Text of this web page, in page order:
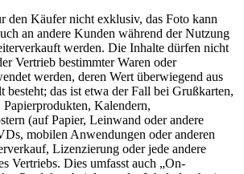
den Käufer nicht exklusiv, das Foto kann
an andere Kunden während der Nutzung
werden. Die Inhalte dürfen nicht
Vertrieb bestimmter Waren oder
werden, deren Wert überwiegend aus
besteht; das ist etwa der Fall bei Grußkarten,
Kalendern,
(auf Papier, Leinwand oder andere
mobilen Anwendungen oder anderen
Lizenzierung oder jede andere
Vertriebs. Dies umfasst auch „On-